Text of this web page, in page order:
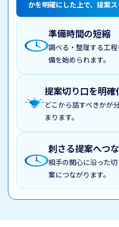
かを明確にした上で、提案ス
準備時間の短縮
調べる・整理する工
備を始められます。
提案切り口を明確
どこから話すべきかが分
まります。
刺さる提案へつ
相手の関心に沿った切
案につながります。